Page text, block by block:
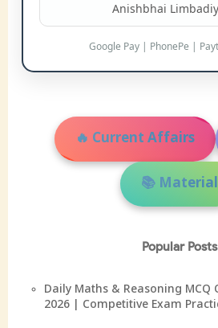
Anishbhai
Google Pay | PhonePe |
🔥 Current Affairs
📚 Material
Popular Posts
Daily Maths & Reasoning MCQ
2026 | Competitive Exam